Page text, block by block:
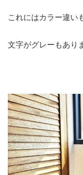
これにはカラー違い
文字がグレーもあり